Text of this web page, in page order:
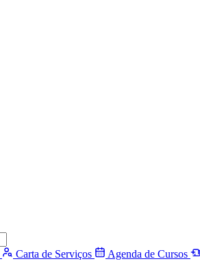
Carta de Serviços Agenda de Cursos